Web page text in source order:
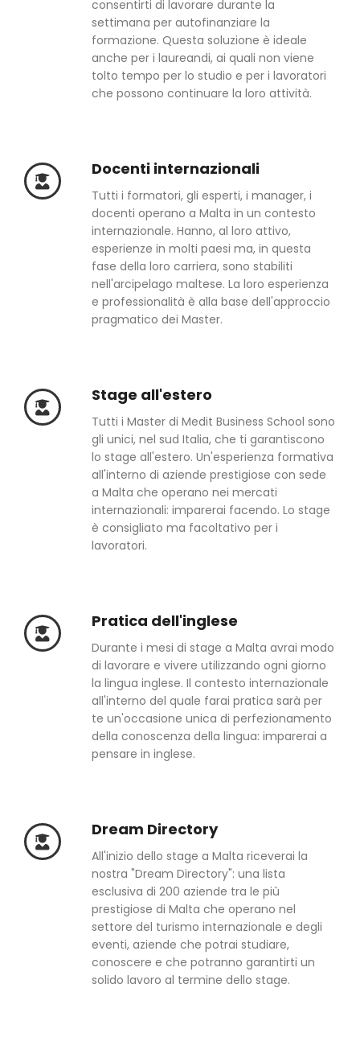
consentirti di lavorare durante la
settimana per autofinanziare la
formazione. Questa soluzione è ideale
anche per i laureandi, ai quali non viene
tolto tempo per lo studio e per i lavoratori
che possono continuare la loro attività.
Docenti internazionali
Tutti i formatori, gli esperti, i manager, i
docenti operano a Malta in un contesto
internazionale. Hanno, al loro attivo,
esperienze in molti paesi ma, in questa
fase della loro carriera, sono stabiliti
nell'arcipelago maltese. La loro esperienza
e professionalità è alla base dell'approccio
pragmatico dei Master.
Stage all'estero
Tutti i Master di Medit Business School sono
gli unici, nel sud Italia, che ti garantiscono
lo stage all'estero. Un'esperienza formativa
all'interno di aziende prestigiose con sede
a Malta che operano nei mercati
internazionali: imparerai facendo. Lo stage
è consigliato ma facoltativo per i
lavoratori.
Pratica dell'inglese
Durante i mesi di stage a Malta avrai modo
di lavorare e vivere utilizzando ogni giorno
la lingua inglese. Il contesto internazionale
all'interno del quale farai pratica sarà per
te un'occasione unica di perfezionamento
della conoscenza della lingua: imparerai a
pensare in inglese.
Dream Directory
All'inizio dello stage a Malta riceverai la
nostra "Dream Directory": una lista
esclusiva di 200 aziende tra le più
prestigiose di Malta che operano nel
settore del turismo internazionale e degli
eventi, aziende che potrai studiare,
conoscere e che potranno garantirti un
solido lavoro al termine dello stage.